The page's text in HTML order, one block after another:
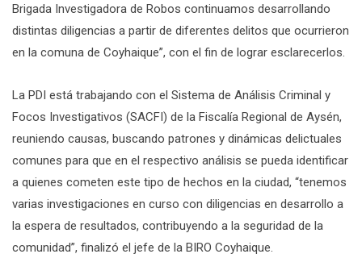
Brigada Investigadora de Robos continuamos desarrollando
distintas diligencias a partir de diferentes delitos que ocurrieron
en la comuna de Coyhaique”, con el fin de lograr esclarecerlos.
La PDI está trabajando con el Sistema de Análisis Criminal y
Focos Investigativos (SACFI) de la Fiscalía Regional de Aysén,
reuniendo causas, buscando patrones y dinámicas delictuales
comunes para que en el respectivo análisis se pueda identificar
a quienes cometen este tipo de hechos en la ciudad, “tenemos
varias investigaciones en curso con diligencias en desarrollo a
la espera de resultados, contribuyendo a la seguridad de la
comunidad”, finalizó el jefe de la BIRO Coyhaique.